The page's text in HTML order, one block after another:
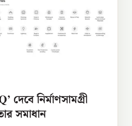
দেবে নির্মাণসামগ্রী
সমাধান